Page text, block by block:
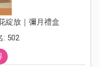
綻放｜彌月禮盒
: 502